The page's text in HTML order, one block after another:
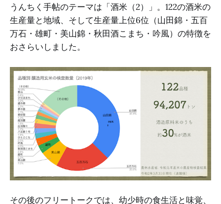
うんちく手帖のテーマは「酒米（2）」。122の酒米の
生産量と地域、そして生産量上位6位（山田錦・五百
万石・雄町・美山錦・秋田酒こまち・吟風）の特徴を
おさらいしました。
その後のフリートークでは、幼少時の食生活と味覚、